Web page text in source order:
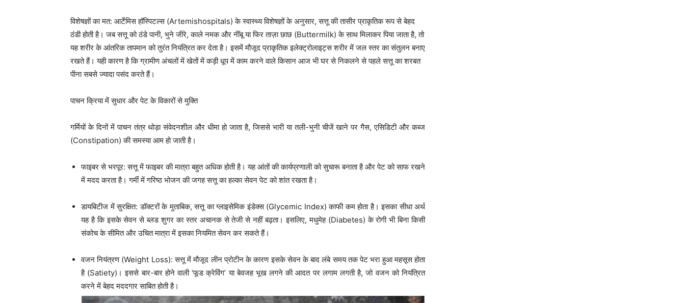
विशेषज्ञों का मत: आर्टेमिस हॉस्पिटल्स (Artemishospitals) के स्वास्थ्य विशेषज्ञों के अनुसार, सत्तू की तासीर प्राकृतिक रूप से बेहद
ठंडी होती है। जब सत्तू को ठंडे पानी, भुने जीरे, काले नमक और नींबू या फिर ताज़ा छाछ (Buttermilk) के साथ मिलाकर पिया जाता है, तो
यह शरीर के आंतरिक तापमान को तुरंत नियंत्रित कर देता है। इसमें मौजूद प्राकृतिक इलेक्ट्रोलाइट्स शरीर में जल स्तर का संतुलन बनाए
रखते हैं। यही कारण है कि ग्रामीण अंचलों में खेतों में कड़ी धूप में काम करने वाले किसान आज भी घर से निकलने से पहले सत्तू का शरबत
पीना सबसे ज्यादा पसंद करते हैं।
पाचन क्रिया में सुधार और पेट के विकारों से मुक्ति
गर्मियों के दिनों में पाचन तंत्र थोड़ा संवेदनशील और धीमा हो जाता है, जिससे भारी या तली-भुनी चीजें खाने पर गैस, एसिडिटी और कब्ज
(Constipation) की समस्या आम हो जाती है।
फाइबर से भरपूर: सत्तू में फाइबर की मात्रा बहुत अधिक होती है। यह आंतों की कार्यप्रणाली को सुचारू बनाता है और पेट को साफ रखने
में मदद करता है। गर्मी में गरिष्ठ भोजन की जगह सत्तू का हल्का सेवन पेट को शांत रखता है।
डायबिटीज में सुरक्षित: डॉक्टरों के मुताबिक, सत्तू का ग्लाइसेमिक इंडेक्स (Glycemic Index) काफी कम होता है। इसका सीधा अर्थ
यह है कि इसके सेवन से ब्लड शुगर का स्तर अचानक से तेजी से नहीं बढ़ता। इसलिए, मधुमेह (Diabetes) के रोगी भी बिना किसी
संकोच के सीमित और उचित मात्रा में इसका नियमित सेवन कर सकते हैं।
वजन नियंत्रण (Weight Loss): सत्तू में मौजूद लीन प्रोटीन के कारण इसके सेवन के बाद लंबे समय तक पेट भरा हुआ महसूस होता
है (Satiety)। इससे बार-बार होने वाली ‘फूड क्रेविंग’ या बेवजह भूख लगने की आदत पर लगाम लगती है, जो वजन को नियंत्रित
करने में बेहद मददगार साबित होती है।